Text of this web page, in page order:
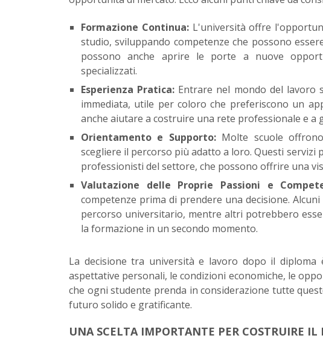
Formazione Continua:L'università offre
studio, sviluppando competenze che possono
possono anche aprire le porte a nuove
specializzati.
Esperienza Pratica: Entrare nel mondo del lavoro
immediata, utile per coloro che preferiscono un
anche aiutare a costruire una rete professionale e a
Orientamento e Supporto:Molte scuole
scegliere il percorso più adatto a loro. Questi
professionisti del settore, che possono offrire una
Valutazione delle Proprie Passioni e
competenze prima di prendere una decisione.
percorso universitario, mentre altri potrebbero
la formazione in un secondo momento.
La decisione tra università e lavoro dopo il
aspettative personali, le condizioni economiche, le
che ogni studente prenda in considerazione tutte
futuro solido e gratificante.
UNA SCELTA IMPORTANTE PER COSTRUIRE IL